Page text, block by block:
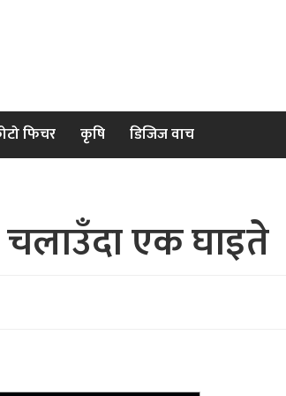
फिचर कृषि डिजिज वाच
एक घाइते